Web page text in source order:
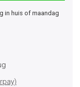
in huis of maandag